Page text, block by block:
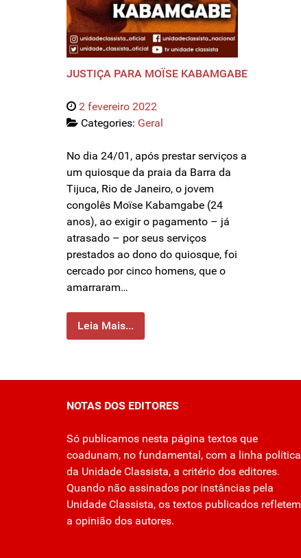
JUSTIÇA PARA MOÏSE KABAMGABE
2 fevereiro 2022
Categories: Geral
No dia 24/01, após prestar serviços a
um quiosque da praia da Barra da
Tijuca, Rio de Janeiro, o jovem
congolês Moïse Kabamgabe (24
anos), ao exigir o pagamento – já
atrasado – por seus serviços
prestados ao dono do quiosque, foi
cercado por cinco homens, que o
amarraram…
Leia Mais...
NOTAS DOS EDITORES
Só publicamos nesta página textos que
coadunam, no fundamental, com a linha política
da Unidade Classista, a critério dos editores.
Quando não assinados por instâncias pela
Unidade Classista, os textos publicados refletem
a opinião dos autores.